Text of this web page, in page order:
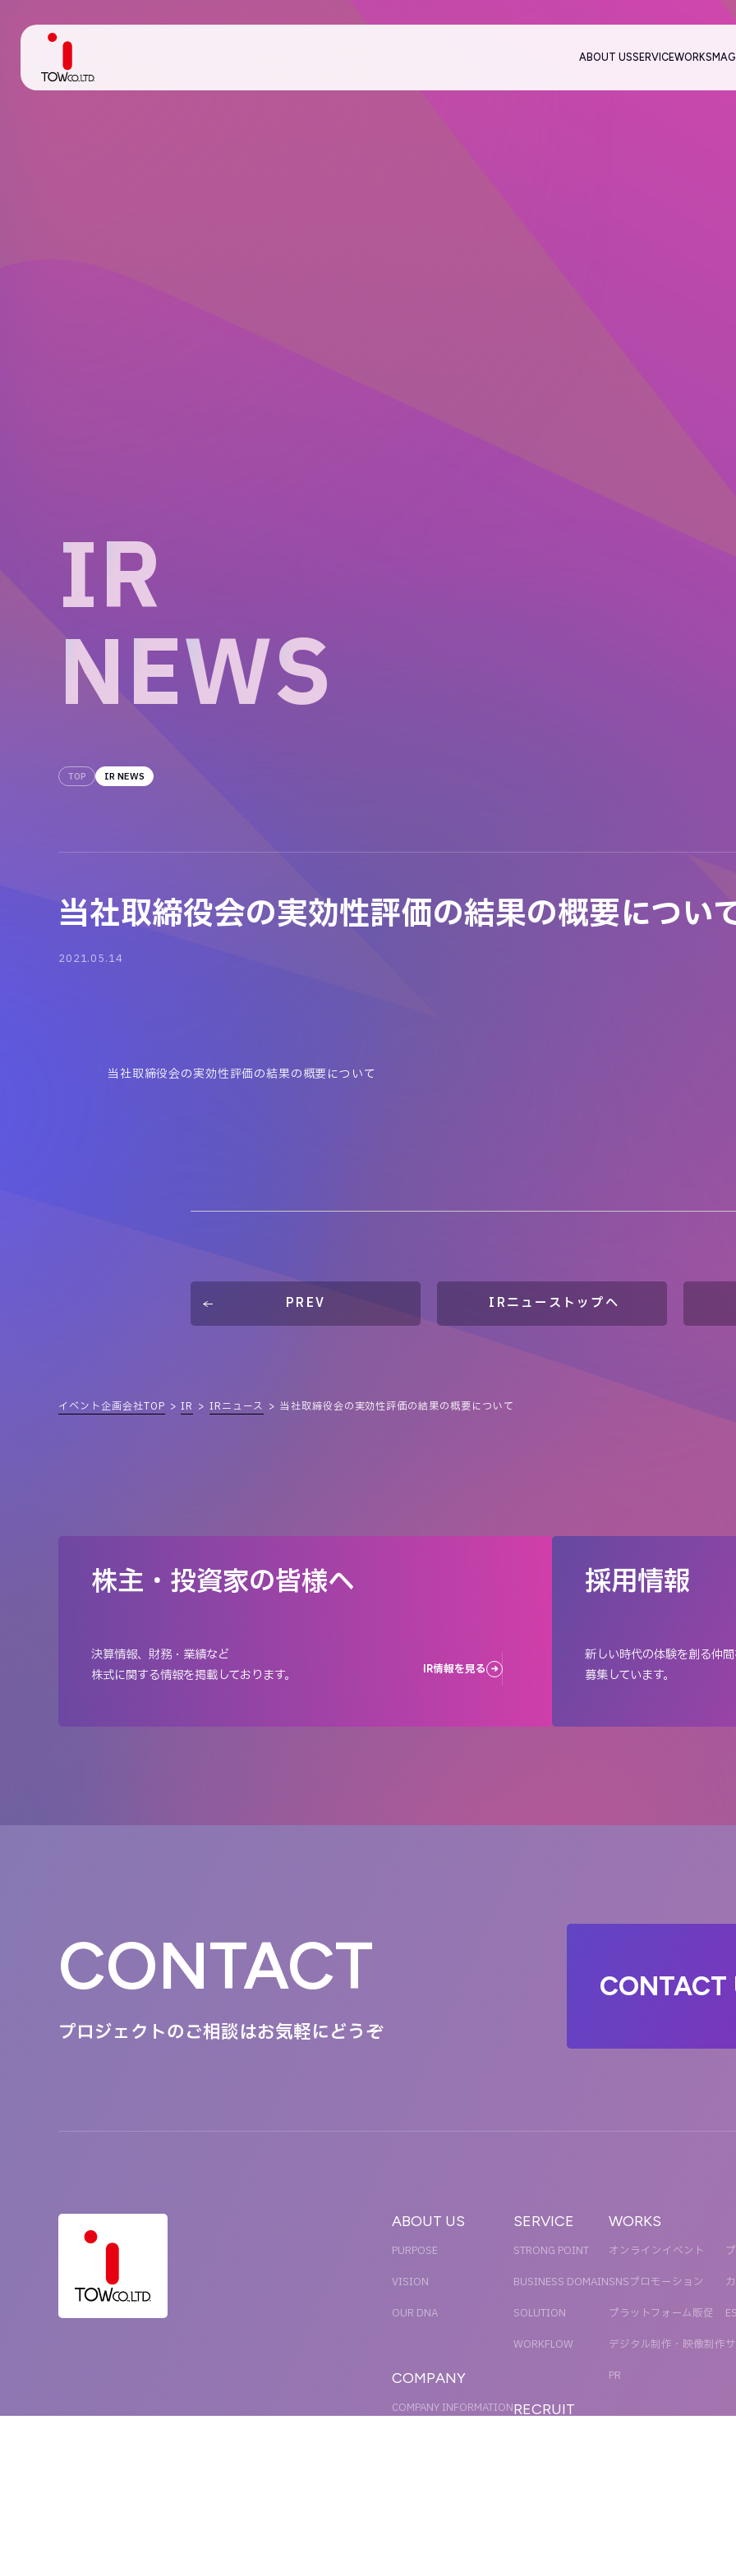
ABOUT USSERVICEWORKS
IR
NEWS
TOP IR NEWS
当社取締役会の実効性評価の結果の概要につい
2021.05.14
当社取締役会の実効性評価の結果の概要について
PREV IRニューストップへ
イベント企画会社TOP IR IRニュース 当社取締役会の実効性評価の結果の概要について
株主・投資家の皆様へ
決算情報、財務・業績など
株式に関する情報を掲載しております。
IR情報を見る
採用情報
新しい時代の体験を創る仲
募集しています。
CONTACT
プロジェクトのご相談はお気軽にどうぞ
CONTACT
ABOUT US
PURPOSE
VISION
OUR DNA
COMPANY
COMPANY INFORMATION
SERVICE
STRONG POINT
BUSINESS DOMAIN
SOLUTION
WORKFLOW
RECRUIT
WORKS
オンラインイベント
SNSプロモーション
プラットフォーム販促
デジタル制作・映像制作
PR